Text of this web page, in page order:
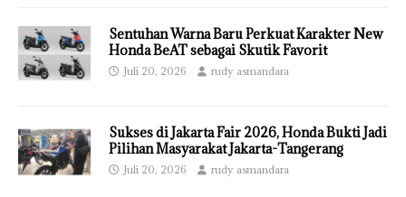
Sentuhan Warna Baru Perkuat Karakter New
Honda BeAT sebagai Skutik Favorit
Juli 20, 2026 rudy asmandara
Sukses di Jakarta Fair 2026, Honda Bukti Jadi
Pilihan Masyarakat Jakarta-Tangerang
Juli 20, 2026 rudy asmandara